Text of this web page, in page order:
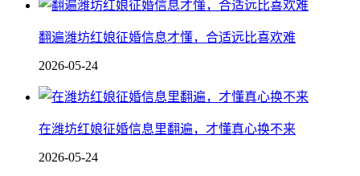
翻遍潍坊红娘征婚信息才懂，合适远比喜欢难
2026-05-24
在潍坊红娘征婚信息里翻遍，才懂真心换不来
2026-05-24